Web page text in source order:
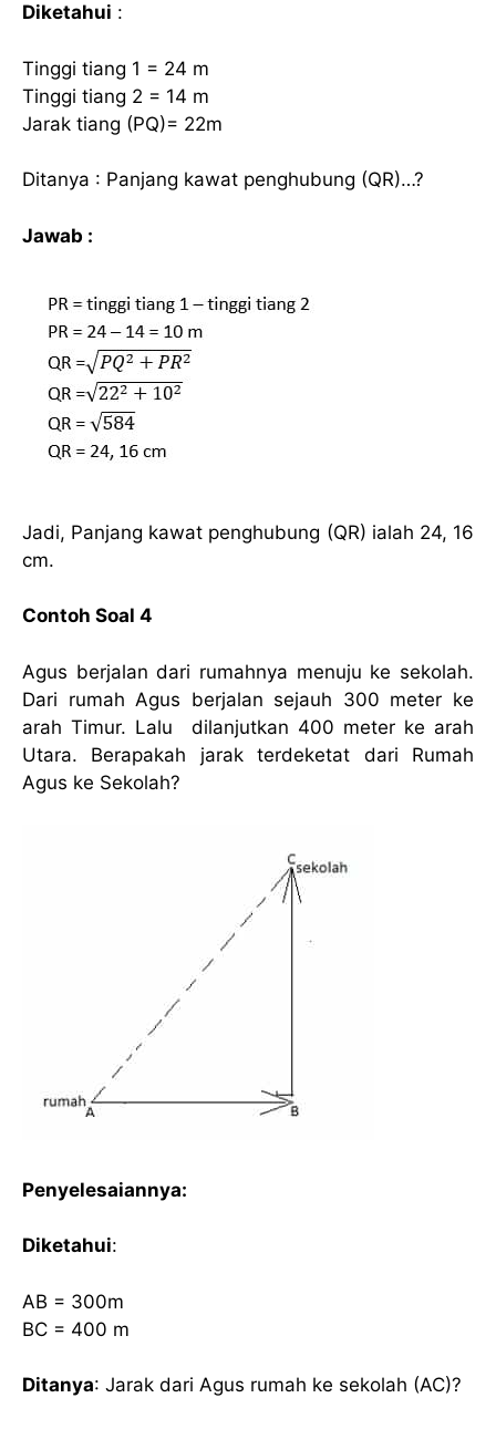
Diketahui :
Tinggi tiang 1 = 24 m
Tinggi tiang 2 = 14 m
Jarak tiang (PQ)= 22m
Ditanya : Panjang kawat penghubung (QR)…?
Jawab :
Jadi, Panjang kawat penghubung (QR) ialah 24, 16
cm.
Contoh Soal 4
Agus berjalan dari rumahnya menuju ke sekolah.
Dari rumah Agus berjalan sejauh 300 meter ke
arah Timur. Lalu dilanjutkan 400 meter ke arah
Utara. Berapakah jarak terdeketat dari Rumah
Agus ke Sekolah?
Penyelesaiannya:
Diketahui:
AB = 300m
BC = 400 m
Ditanya: Jarak dari Agus rumah ke sekolah (AC)?